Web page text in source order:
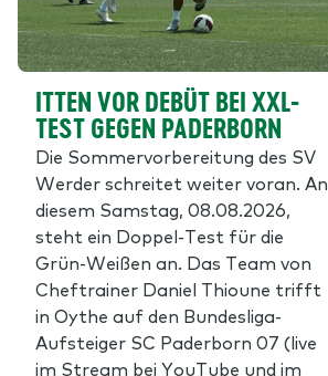
ITTEN VOR DEBÜT BEI XXL-
TEST GEGEN PADERBORN
Die Sommervorbereitung des SV
Werder schreitet weiter voran. An
diesem Samstag, 08.08.2026,
steht ein Doppel-Test für die
Grün-Weißen an. Das Team von
Cheftrainer Daniel Thioune trifft
in Oythe auf den Bundesliga-
Aufsteiger SC Paderborn 07 (live
im Stream bei YouTube und im